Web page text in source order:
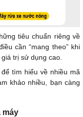
tiêu chuẩn riêng về
cần “mang theo” khi
trị sử dụng cao.
tìm hiểu về nhiều mã
khảo nhiều, bạn càng
máy